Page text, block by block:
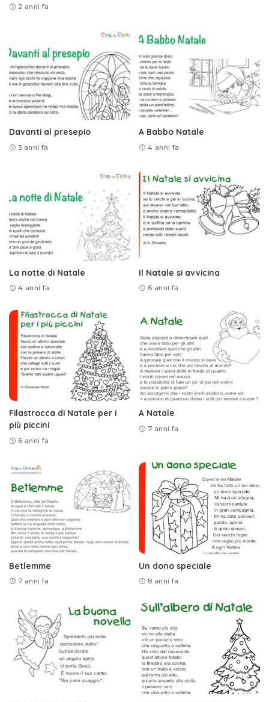
2 anni fa
Davanti al presepio
3 anni fa
A Babbo Natale
4 anni fa
La notte di Natale
4 anni fa
Il Natale si avvicina
6 anni fa
Filastrocca di Natale per i
più piccini
6 anni fa
A Natale
7 anni fa
Betlemme
7 anni fa
Un dono speciale
8 anni fa